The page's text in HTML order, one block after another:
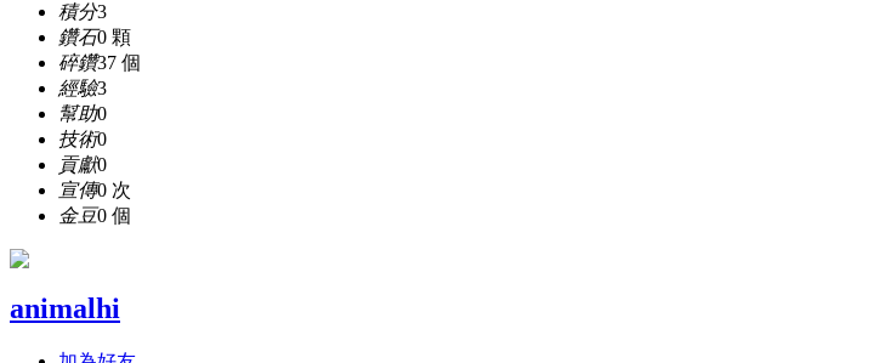
積分3
鑽石0 顆
碎鑽37 個
經驗3
幫助0
技術0
貢獻0
宣傳0 次
金豆0 個
animalhi